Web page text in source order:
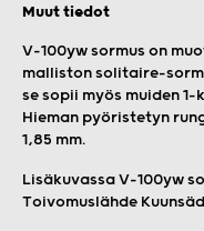
Muut tiedot
V-100yw sormus on
malliston solitaire-
se sopii myös muiden
Hieman pyöristetyn
1,85 mm.
Lisäkuvassa V-100yw
Toivomuslähde